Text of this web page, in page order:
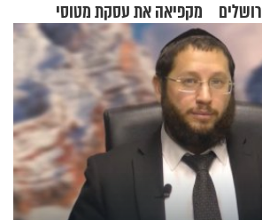
מקפיאה את עסקת מטוסי
הקרב לטורקיה